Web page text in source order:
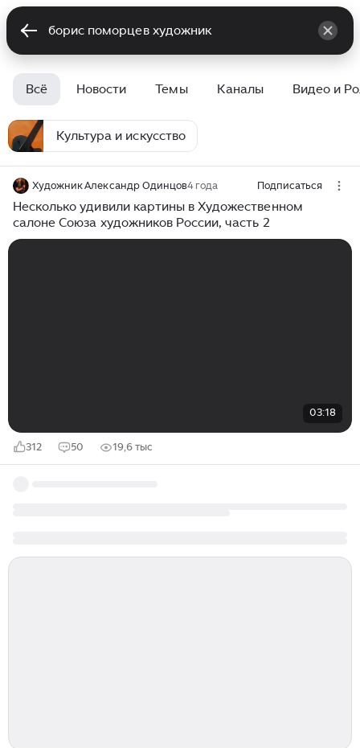
Всё Новости Темы Каналы Видео и
Культура и искусство
Художник Александр Одинцов4 года Подписаться
Несколько удивили картины в Художественном
салоне Союза художников России, часть 2
03:18
312 50 19,6 тыс